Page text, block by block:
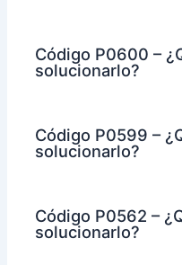
Código P0600 –
solucionarlo?
Código P0599 –
solucionarlo?
Código P0562 –
solucionarlo?